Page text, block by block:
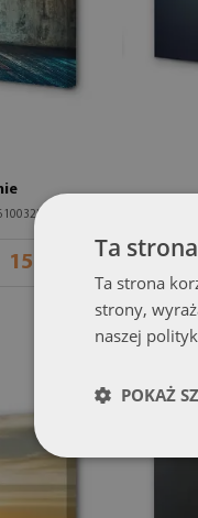
154.99 zł rozmiar
Ta
Ta strona
strony,
naszej
POKAŻ